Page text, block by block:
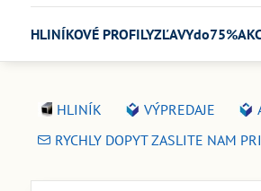
HLINÍKOVÉ PROFILYZĽAVYdo75%
HLINÍK VÝPREDAJE
RYCHLY DOPYT ZASLITE NAM